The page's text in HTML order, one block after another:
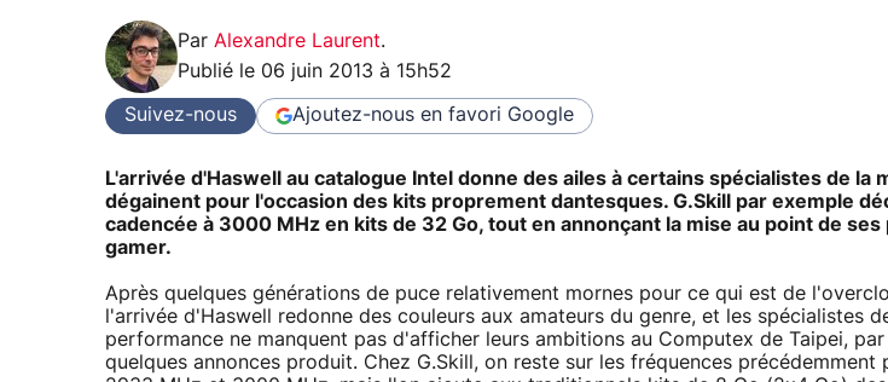
Par Alexandre Laurent.
Publié le 06 juin 2013 à 15h52
Suivez-nous Ajoutez-nous en favori Google
L'arrivée d'Haswell au catalogue Intel donne des ailes à certains spécialistes de la
dégainent pour l'occasion des kits proprement dantesques. G.Skill par exemple
cadencée à 3000 MHz en kits de 32 Go, tout en annonçant la mise au point de
gamer.
Après quelques générations de puce relativement mornes pour ce qui est de
l'arrivée d'Haswell redonne des couleurs aux amateurs du genre, et les spécialistes
performance ne manquent pas d'afficher leurs ambitions au Computex de Taipei,
quelques annonces produit. Chez G.Skill, on reste sur les fréquences précédemment